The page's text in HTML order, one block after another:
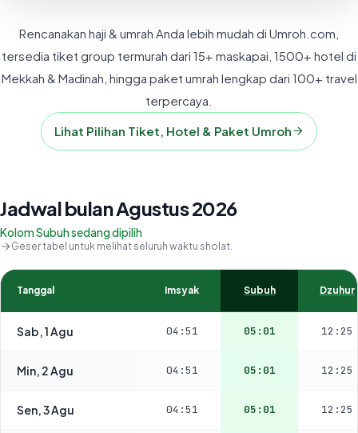
Rencanakan haji & umrah Anda lebih mudah di Umroh.com,
tersedia tiket group termurah dari 15+ maskapai, 1500+ hotel di
Mekkah & Madinah, hingga paket umrah lengkap dari 100+ travel
terpercaya.
Lihat Pilihan Tiket, Hotel & Paket Umroh
Jadwal bulan Agustus 2026
Kolom Subuh sedang dipilih
Geser tabel untuk melihat seluruh waktu sholat.
Tanggal Imsyak Subuh Dzuhur
Sab, 1 Agu 04:51 05:01 12:25
Min, 2 Agu 04:51 05:01 12:25
Sen, 3 Agu 04:51 05:01 12:25